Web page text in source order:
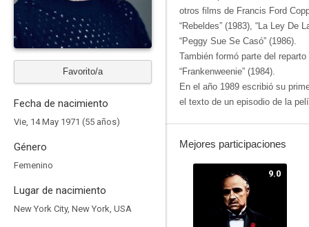
Favorito/a
Fecha de nacimiento
Vie, 14 May 1971 (55 años)
Género
Femenino
Lugar de nacimiento
New York City, New York, USA
otros films de Francis Ford
“Rebeldes” (1983), “La Ley De
“Peggy Sue Se Casó” (1986).
También formó parte del
“Frankenweenie” (1984).
En el año 1989 escribió su
el texto de un episodio de la
Mejores participaciones
9.0